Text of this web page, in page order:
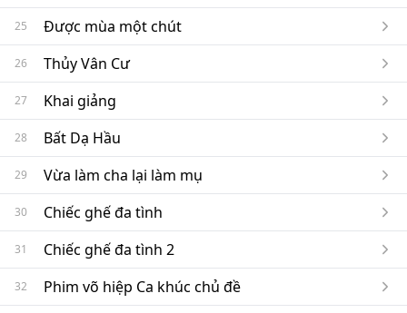
25 Được mùa một chút
26 Thủy Vân Cư
27 Khai giảng
28 Bất Dạ Hầu
29 Vừa làm cha lại làm mụ
30 Chiếc ghế đa tình
31 Chiếc ghế đa tình 2
32 Phim võ hiệp Ca khúc chủ đề